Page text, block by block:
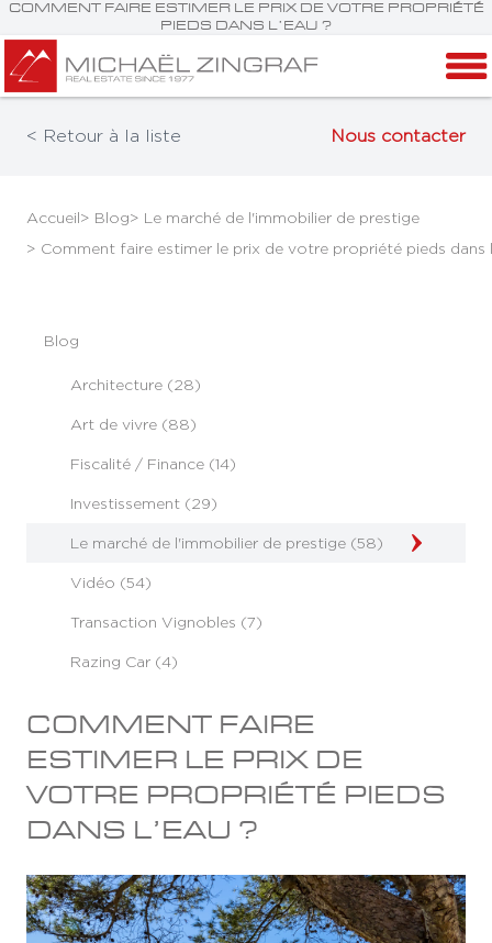
COMMENT FAIRE ESTIMER LE PRIX DE VOTRE PROPRIÉTÉ
PIEDS DANS L’EAU ?
< Retour à la liste Nous contacter
Accueil> Blog> Le marché de l'immobilier de prestige
> Comment faire estimer le prix de votre propriété pieds dans
Blog
Architecture (28)
Art de vivre (88)
Fiscalité / Finance (14)
Investissement (29)
Le marché de l'immobilier de prestige (58)
Vidéo (54)
Transaction Vignobles (7)
Razing Car (4)
COMMENT FAIRE
ESTIMER LE PRIX DE
VOTRE PROPRIÉTÉ PIEDS
DANS L’EAU ?